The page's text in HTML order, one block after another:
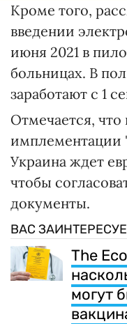
Кроме того,
введении
июня 2021 в
больницах. В
заработают с 1
Отмечается, что
имплементации
Украина ждет
чтобы
документы.
ВАС
The
могут